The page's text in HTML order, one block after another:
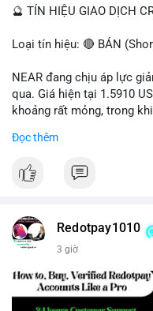
📰 Nguồn: Cointelegraph
🔮 TÍN HIỆU GIAO DỊCH
Loại tín hiệu: 🔴 BÁN
NEAR đang chịu áp lực
qua. Giá hiện tại 1.5910
khoảng rất mỏng, trong
kiểm soát hoàn toàn. Khối
tiếp diễn.
- Vùng Entry: 1.5910 -
- Mục tiêu chốt lời (Take
Quản trị vốn chặt chẽ, chỉ
Đọc thêm
Redotpay1010
3 giờ